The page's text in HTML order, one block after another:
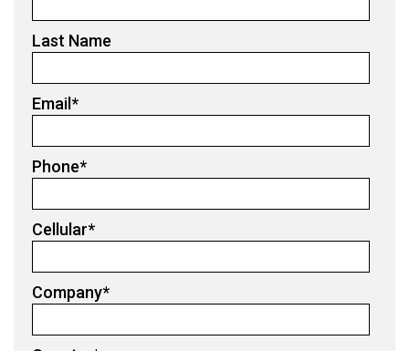
Last Name
Email*
Phone*
Cellular*
Company*